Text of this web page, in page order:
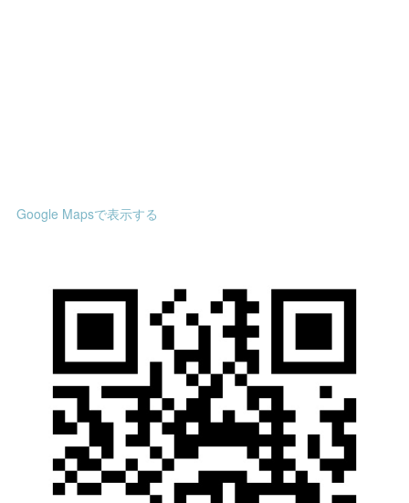
Google Mapsで表示する